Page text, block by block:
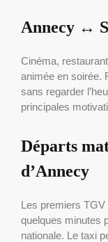
Annecy ↔
Cinéma,
animée en soirée.
sans regarder
principales
Départs
d’Annecy
Les premiers TGV
quelques minutes
nationale. Le taxi